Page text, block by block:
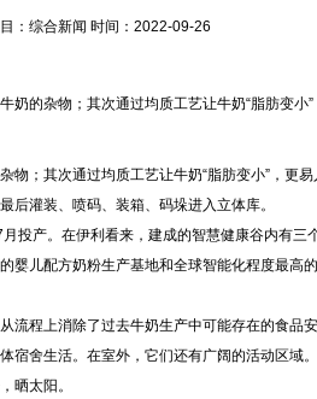
： 综合新闻 时间：2022-09-26
的杂物；其次通过均质工艺让牛奶“脂肪变小”
；其次通过均质工艺让牛奶“脂肪变小”，更
后灌装、喷码、装箱、码垛进入立体库。
投产。在伊利看来，建成的智慧健康谷内有
婴儿配方奶粉生产基地和全球智能化程度最高
程上消除了过去牛奶生产中可能存在的食品安
宿舍生活。在室外，它们还有广阔的活动区域
晒太阳。